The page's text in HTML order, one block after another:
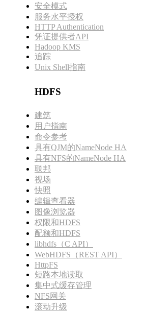
安全模式
服务水平授权
HTTP Authentication
凭证提供者API
Hadoop KMS
追踪
Unix Shell指南
HDFS
建筑
用户指南
命令参考
具有QJM的NameNode HA
具有NFS的NameNode HA
联邦
视场
快照
编辑查看器
图像浏览器
权限和HDFS
配额和HDFS
libhdfs（C API）
WebHDFS（REST API）
HttpFS
短路本地读取
集中式缓存管理
NFS网关
滚动升级